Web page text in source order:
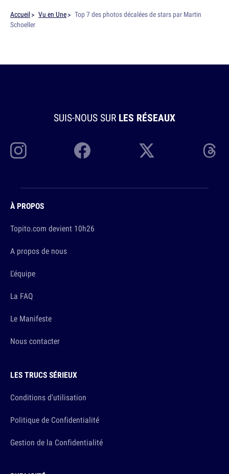
Accueil Vu en Une
Top 7 des photos décalées de stars par Martin
Schoeller
SUIS-NOUS SUR LES RÉSEAUX
À PROPOS
Topito.com devient 10h26
A propos de nous
L'équipe
La FAQ
Le Manifeste
Nous contacter
LES TRUCS SÉRIEUX
Conditions d'utilisation
Politique de Confidentialité
Gestion de la Confidentialité